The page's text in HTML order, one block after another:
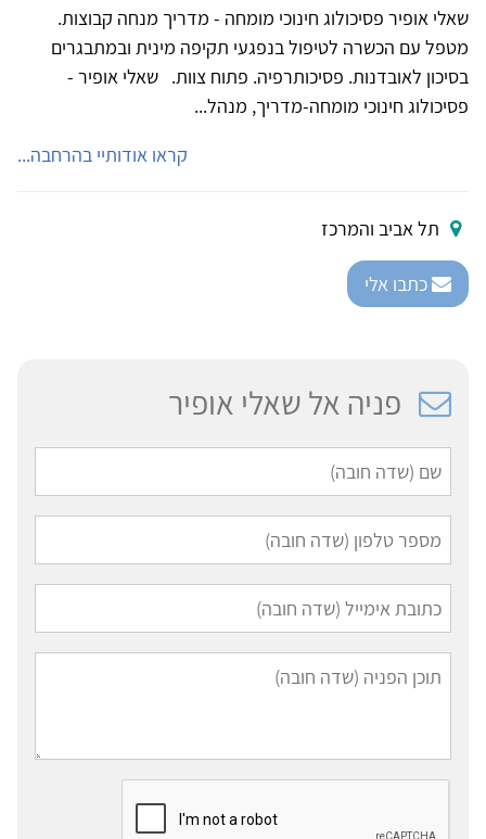
שאלי אופיר פסיכולוג חינוכי מומחה - מדריך מנחה קבוצות.
מטפל עם הכשרה לטיפול בנפגעי תקיפה מינית ובמתבגרים
בסיכון לאובדנות. פסיכותרפיה. פתוח צוות. שאלי אופיר -
פסיכולוג חינוכי מומחה-מדריך, מנהל...
קראו אודותיי בהרחבה...
תל אביב והמרכז
כתבו אלי
פניה אל שאלי אופיר